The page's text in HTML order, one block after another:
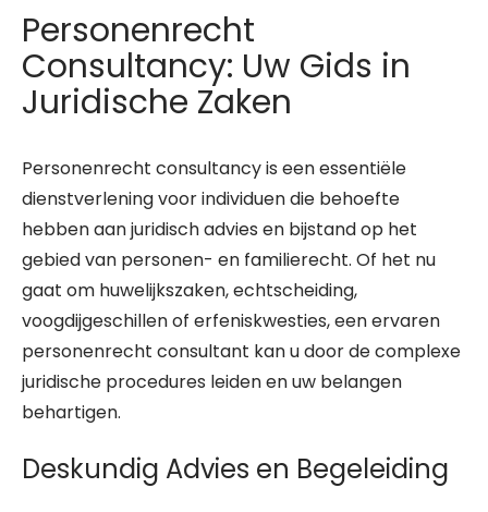
Personenrecht
Consultancy: Uw Gids in
Juridische Zaken
Personenrecht consultancy is een essentiële
dienstverlening voor individuen die behoefte
hebben aan juridisch advies en bijstand op het
gebied van personen- en familierecht. Of het nu
gaat om huwelijkszaken, echtscheiding,
voogdijgeschillen of erfeniskwesties, een ervaren
personenrecht consultant kan u door de complexe
juridische procedures leiden en uw belangen
behartigen.
Deskundig Advies en Begeleiding